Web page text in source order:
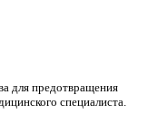
для предотвращения
специалиста.